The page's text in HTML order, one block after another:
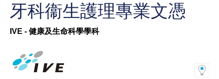
牙科衞生護理專業文憑
IVE - 健康及生命科學學科